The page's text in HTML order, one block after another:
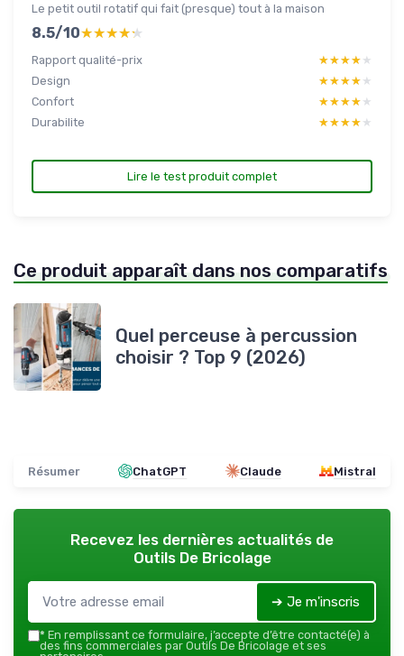
Le petit outil rotatif qui fait (presque) tout à la maison
8.5/10★★★★★
★★★★★
Rapport qualité-prix ★★★★★
★★★★★
Design
★★★★★
★★★★★
Confort
★★★★★
★★★★★
Durabilite
★★★★★
★★★★★
Lire le test produit complet
Ce produit apparaît dans nos comparatifs
Quel perceuse à percussion
choisir ? Top 9 (2026)
Résumer ChatGPT Claude Mistral
Recevez les dernières actualités de
Outils De Bricolage
➔ Je m'inscris
* En remplissant ce formulaire, j’accepte d’être contacté(e) à
des fins commerciales par Outils De Bricolage et ses